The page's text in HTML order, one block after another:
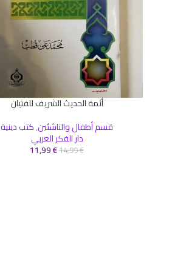
إضافة إلى السلةأئمة الحديث الشريف للفتيان
قسم أطفال والناشئين,كتب دينية
دار الفكر العربي
14,99€
11,99€